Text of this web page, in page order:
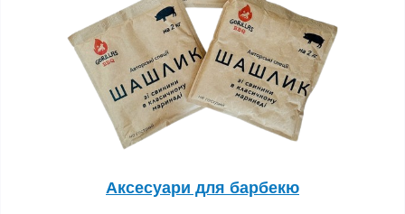
Аксесуари для барбекю